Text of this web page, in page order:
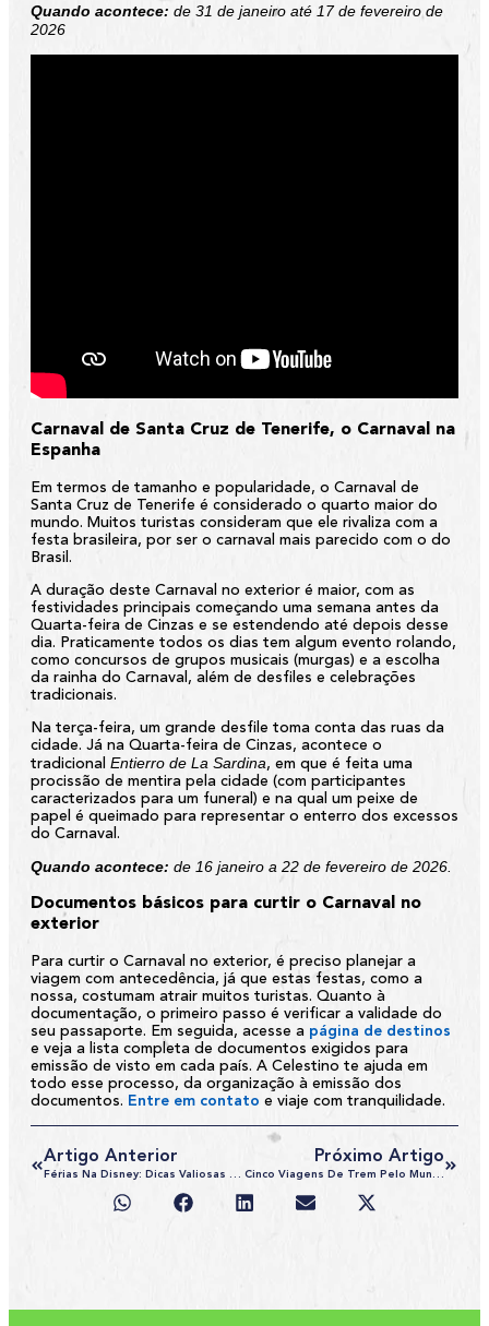
Quando acontece: de 31 de janeiro até 17 de fevereiro de
2026
Carnaval de Santa Cruz de Tenerife, o Carnaval na
Espanha
Em termos de tamanho e popularidade, o Carnaval de
Santa Cruz de Tenerife é considerado o quarto maior do
mundo. Muitos turistas consideram que ele rivaliza com a
festa brasileira, por ser o carnaval mais parecido com o do
Brasil.
A duração deste Carnaval no exterior é maior, com as
festividades principais começando uma semana antes da
Quarta-feira de Cinzas e se estendendo até depois desse
dia. Praticamente todos os dias tem algum evento rolando,
como concursos de grupos musicais (murgas) e a escolha
da rainha do Carnaval, além de desfiles e celebrações
tradicionais.
Na terça-feira, um grande desfile toma conta das ruas da
cidade. Já na Quarta-feira de Cinzas, acontece o
tradicional Entierro de La Sardina, em que é feita uma
procissão de mentira pela cidade (com participantes
caracterizados para um funeral) e na qual um peixe de
papel é queimado para representar o enterro dos excessos
do Carnaval.
Quando acontece: de 16 janeiro a 22 de fevereiro de 2026.
Documentos básicos para curtir o Carnaval no
exterior
Para curtir o Carnaval no exterior, é preciso planejar a
viagem com antecedência, já que estas festas, como a
nossa, costumam atrair muitos turistas. Quanto à
documentação, o primeiro passo é verificar a validade do
seu passaporte. Em seguida, acesse a página de destinos
e veja a lista completa de documentos exigidos para
emissão de visto em cada país. A Celestino te ajuda em
todo esse processo, da organização à emissão dos
documentos. Entre em contato e viaje com tranquilidade.
Artigo Anterior
Férias Na Disney: Dicas Valiosas Para Aproveitar A Viagem
Próximo Artigo
Cinco Viagens De Trem Pelo Mundo Que Você Não Pode Deixar De Fazer